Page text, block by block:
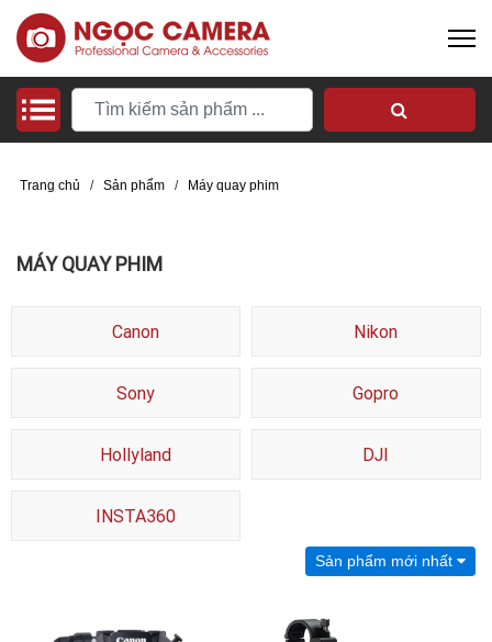
Trang chủ / Sản phẩm / Máy quay phim
MÁY QUAY PHIM
Canon Nikon
Sony Gopro
Hollyland DJI
INSTA360
Sản phẩm mới nhất